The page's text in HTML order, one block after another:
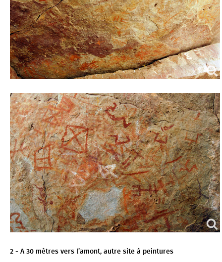
2 - A 30 mètres vers l’amont, autre site à peintures